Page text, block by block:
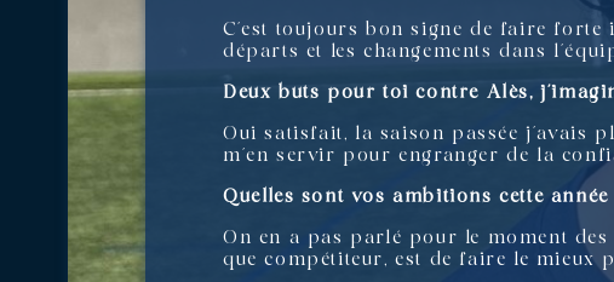
C’est toujours bon signe de faire
départs et les changements dans
Deux buts pour toi contre Alès,
Oui satisfait, la saison passée j’avais
m’en servir pour engranger de la
Quelles sont vos ambitions cette année
On en a pas parlé pour le moment
que compétiteur, est de faire le mieux